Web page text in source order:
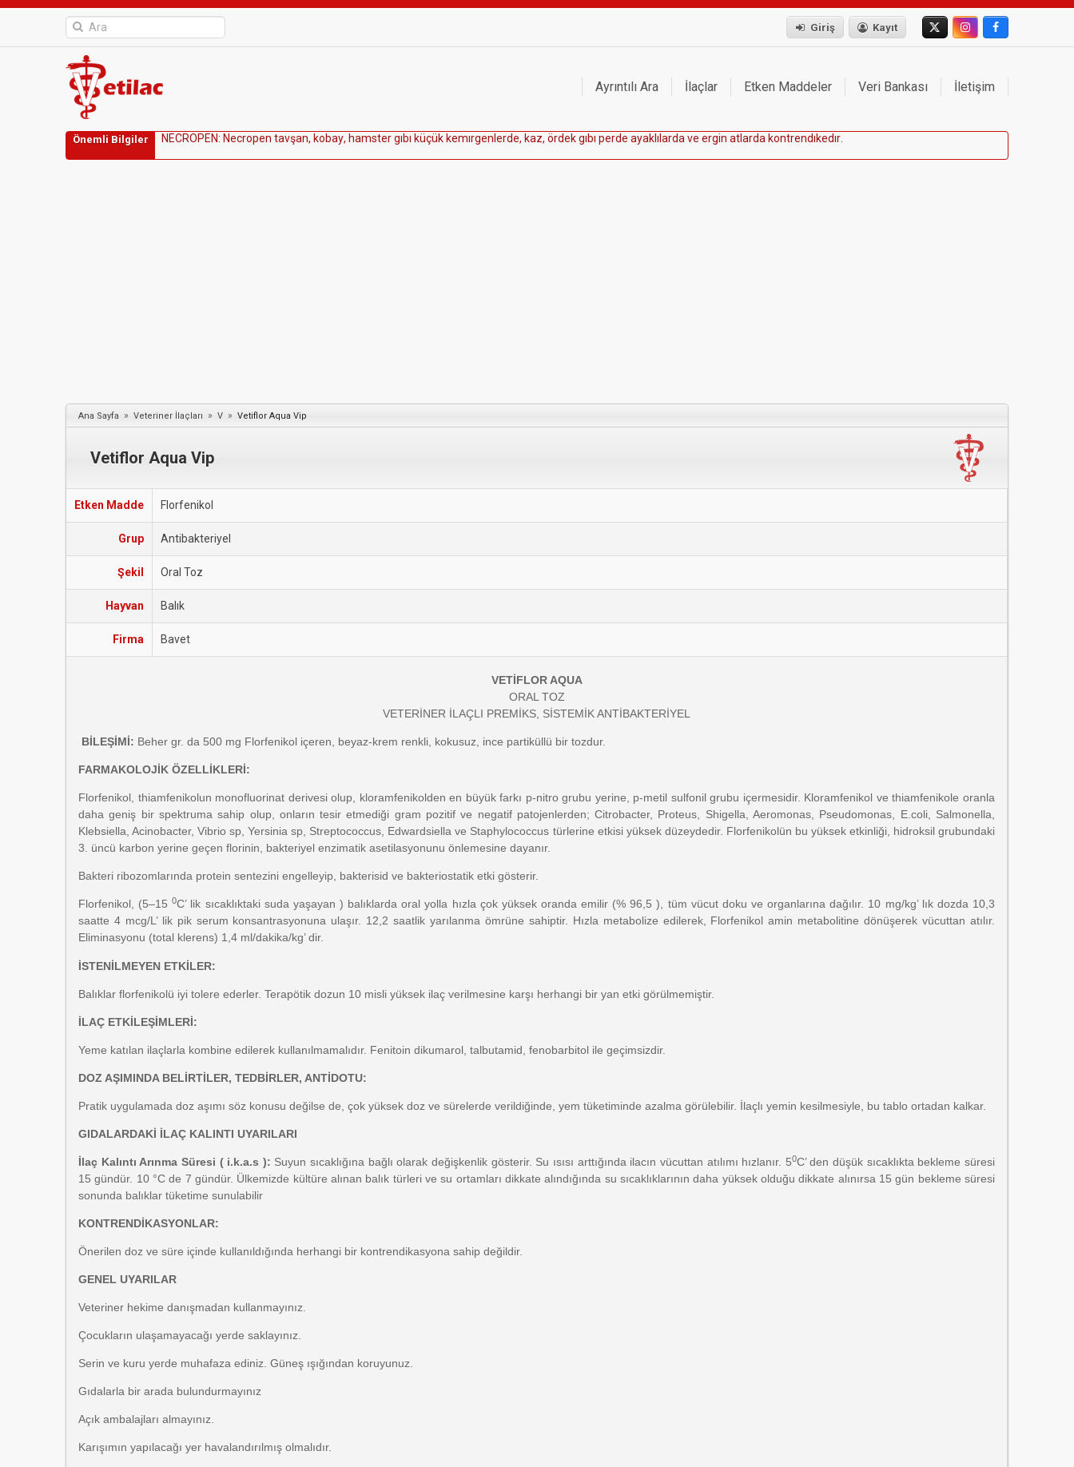
Giriş Kayıt
Ayrıntılı Ara İlaçlar Etken Maddeler Veri Bankası İletişim
Önemli Bilgiler N ECROPEN: Necropen tavşan, kobay, hamstergıbı küçük kemırgen erde, kaz, ördekgıbı perde ayakı arda ve ergin atarda kontrendıkedır
Ana Sayfa » Veteriner İlaçları » V » Vetiflor Aqua Vip
Vetiflor Aqua Vip
Etken Madde Florfenikol
Grup Antibakteriyel
Şekil Oral Toz
Hayvan Balık
Firma Bavet
VETİFLOR AQUA
ORAL TOZ
VETERİNER İLAÇLI PREMİKS, SİSTEMİK ANTİBAKTERİYEL
BİLEŞİMİ: Beher gr. da 500 mg Florfenikol içeren, beyaz-krem renkli, kokusuz, ince partiküllü bir tozdur.
FARMAKOLOJİK ÖZELLİKLERİ:
Florfenikol, thiamfenikolun monofluorinat derivesi olup, kloramfenikolden en büyük farkı p-nitro grubu yerine, p-metil sulfonil grubu içermesidir. Kloramfenikol ve thiamfenikole oranla
daha geniş bir spektruma sahip olup, onların tesir etmediği gram pozitif ve negatif patojenlerden; Citrobacter, Proteus, Shigella, Aeromonas, Pseudomonas, E.coli, Salmonella,
Klebsiella, Acinobacter, Vibrio sp, Yersinia sp, Streptococcus, Edwardsiella ve Staphylococcus türlerine etkisi yüksek düzeydedir. Florfenikolün bu yüksek etkinliği, hidroksil grubundaki
3. üncü karbon yerine geçen florinin, bakteriyel enzimatik asetilasyonunu önlemesine dayanır.
Bakteri ribozomlarında protein sentezini engelleyip, bakterisid ve bakteriostatik etki gösterir.
Florfenikol, (5–150C’ lik sıcaklıktaki suda yaşayan ) balıklarda oral yolla hızla çok yüksek oranda emilir (% 96,5 ), tüm vücut doku ve organlarına dağılır. 10 mg/kg’ lık dozda 10,3
saatte 4 mcg/L’ lik pik serum konsantrasyonuna ulaşır. 12,2 saatlik yarılanma ömrüne sahiptir. Hızla metabolize edilerek, Florfenikol amin metabolitine dönüşerek vücuttan atılır.
Eliminasyonu (total klerens) 1,4 ml/dakika/kg’ dir.
İSTENİLMEYEN ETKİLER:
Balıklar florfenikolü iyi tolere ederler. Terapötik dozun 10 misli yüksek ilaç verilmesine karşı herhangi bir yan etki görülmemiştir.
İLAÇ ETKİLEŞİMLERİ:
Yeme katılan ilaçlarla kombine edilerek kullanılmamalıdır. Fenitoin dikumarol, talbutamid, fenobarbitol ile geçimsizdir.
DOZ AŞIMINDA BELİRTİLER, TEDBİRLER, ANTİDOTU:
Pratik uygulamada doz aşımı söz konusu değilse de, çok yüksek doz ve sürelerde verildiğinde, yem tüketiminde azalma görülebilir. İlaçlı yemin kesilmesiyle, bu tablo ortadan kalkar.
GIDALARDAKİ İLAÇ KALINTI UYARILARI
İlaç Kalıntı Arınma Süresi ( i.k.a.s ): Suyun sıcaklığına bağlı olarak değişkenlik gösterir. Su ısısı arttığında ilacın vücuttan atılımı hızlanır. 50C’ den düşük sıcaklıkta bekleme süresi
15 gündür. 10 °C de 7 gündür. Ülkemizde kültüre alınan balık türleri ve su ortamları dikkate alındığında su sıcaklıklarının daha yüksek olduğu dikkate alınırsa 15 gün bekleme süresi
sonunda balıklar tüketime sunulabilir
KONTRENDİKASYONLAR:
Önerilen doz ve süre içinde kullanıldığında herhangi bir kontrendikasyona sahip değildir.
GENEL UYARILAR
Veteriner hekime danışmadan kullanmayınız.
Çocukların ulaşamayacağı yerde saklayınız.
Serin ve kuru yerde muhafaza ediniz. Güneş ışığından koruyunuz.
Gıdalarla bir arada bulundurmayınız
Açık ambalajları almayınız.
Karışımın yapılacağı yer havalandırılmış olmalıdır.